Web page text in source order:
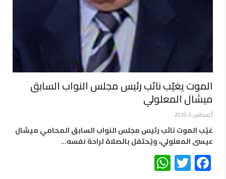
الموت يغيّب نائب رئيس مجلس النواب السابق
ميشال المعلولي
أغسطس 5, 2026
غيّب الموت نائب رئيس مجلس النواب السابق المحامي ميشال
عيسى المعلولي، ويُحتفل بالصلاة لراحة نفسه…
Facebook
Twitter